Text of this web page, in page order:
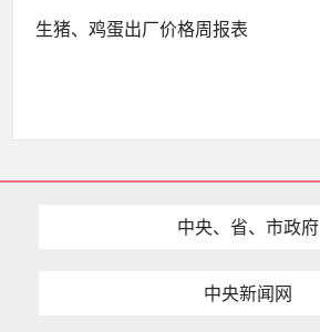
生猪、鸡蛋出厂价格周报表
中央、省、市政府
中央新闻网